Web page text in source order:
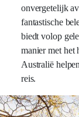
onvergetelijk
fantastische
biedt volop
manier met het
Australië
reis.